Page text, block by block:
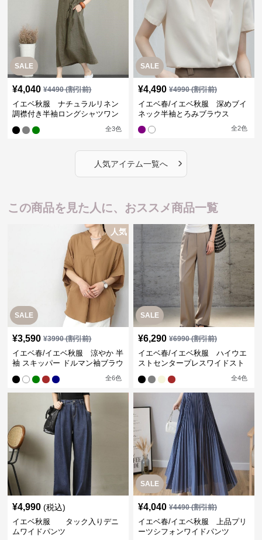
SALE
¥4,040 ¥4490(割引前)
イエベ秋服 ナチュラルリネン
調襟付き半袖ロングシャツワン
全3色
SALE
¥4,490 ¥4990(割引前)
イエベ春/イエベ秋服 深めブイ
ネック半袖とろみブラウス
全2色
人気アイテム一覧へ ›
この商品を見た人に、おススメ商品一覧
SALE
人気
¥3,590 ¥3990(割引前)
イエベ春/イエベ秋服 涼やか 半
袖 スキッパー ドルマン袖ブラウ
全6色
SALE
¥6,290 ¥6990(割引前)
イエベ春/イエベ秋服 ハイウエ
ストセンタープレスワイドスト
全4色
¥4,990 (税込)
イエベ秋服 タック入りデニ
ムワイドパンツ
SALE
¥4,040 ¥4490(割引前)
イエベ春/イエベ秋服 上品プリ
ーツシフォンワイドパンツ